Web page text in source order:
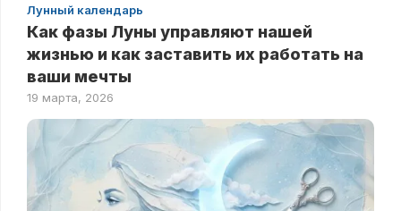
Лунный календарь
Как фазы Луны управляют нашей
жизнью и как заставить их работать на
ваши мечты
19 марта, 2026